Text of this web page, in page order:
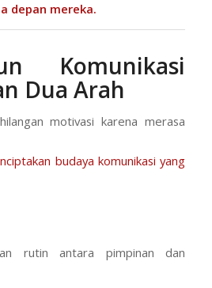
depan mereka.
Komunikasi
Dua Arah
motivasi karena merasa
budaya komunikasi yang
rutin antara pimpinan dan